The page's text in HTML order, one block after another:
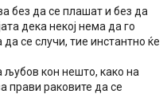
без да се плашат и без да
дека некој нема да го
се случи, тие инстантно ќе
љубов кон нешто, како на
прави раковите да се